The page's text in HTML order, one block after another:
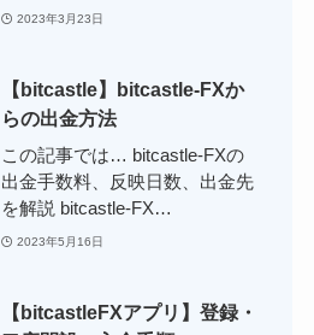
2023年3月23日
【bitcastle】bitcastle-FXか
らの出金方法
この記事では… bitcastle-FXの
出金手数料、反映日数、出金先
を解説 bitcastle-FX…
2023年5月16日
【bitcastleFXアプリ】登録・